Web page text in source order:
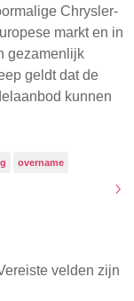
Chrysler-
markt en in
gezamenlijk
geldt dat de
kunnen
overname
velden zijn